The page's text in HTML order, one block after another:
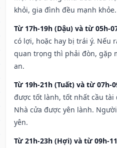
khỏi, gia đình đều mạnh khỏe.
Từ 17h-19h (Dậu) và từ 05h-
có lợi, hoặc hay bị trái ý. Nếu
quan trọng thì phải đòn, gặp
an.
Từ 19h-21h (Tuất) và từ 07h-
được tốt lành, tốt nhất cầu tài
Nhà cửa được yên lành.
yên.
Từ 21h-23h (Hợi) và từ 09h-